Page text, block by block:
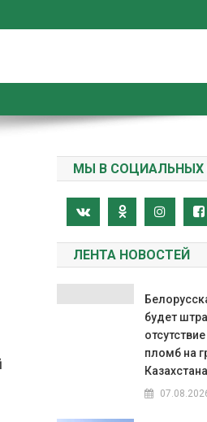
газета
МЫ В СОЦИАЛЬНЫХ
ЛЕНТА НОВОСТЕЙ
будет
пломб на